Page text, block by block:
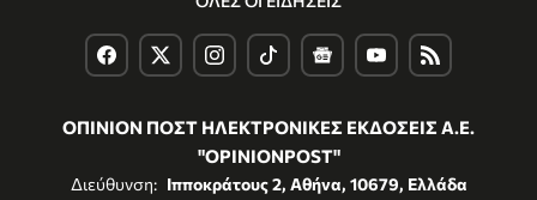
ΟΠΙΝΙΟΝ ΠΟΣΤ ΗΛΕΚΤΡΟΝΙΚΕΣ ΕΚΔΟΣΕΙΣ Α.Ε.
"OPINIONPOST"
Διεύθυνση: Ιπποκράτους 2, Αθήνα, 10679, Ελλάδα